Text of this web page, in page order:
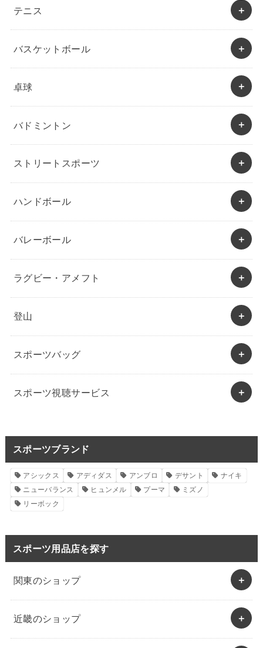
テニス
バスケットボール
卓球
バドミントン
ストリートスポーツ
ハンドボール
バレーボール
ラグビー・アメフト
登山
スポーツバッグ
スポーツ視聴サービス
スポーツブランド
アシックス アディダス アンブロ デサント
ナイキ
ニューバランス
ヒュンメル プーマ
ミズノ
リーボック
スポーツ用品店を探す
関東のショップ
近畿のショップ